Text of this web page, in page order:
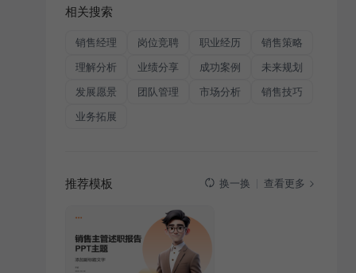
相关搜索
销售经理 岗位竞聘 职业经历 销售策略
理解分析 业绩分享 成功案例 未来规划
发展愿景 团队管理 市场分析 销售技巧
业务拓展
推荐模板 换一换 查看更多